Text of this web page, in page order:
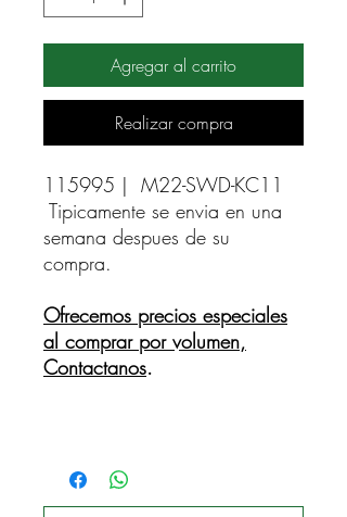
Agregar al carrito
Realizar compra
115995 |  M22-SWD-KC11
Tipicamente se envia en una
semana despues de su
compra.
Ofrecemos precios especiales
al comprar por volumen,
Contactanos.